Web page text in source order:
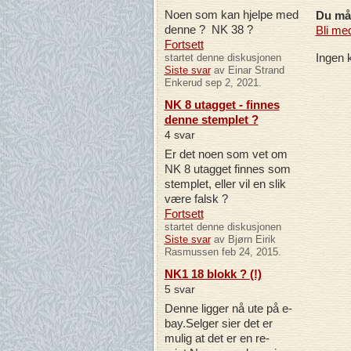
Noen som kan hjelpe med
denne ? NK 38 ?
Fortsett
startet denne diskusjonen
Siste svarav Einar Strand
Enkerud sep 2, 2021.
NK 8 utagget - finnes
denne stemplet ?
4 svar
Er det noen som vet om
NK 8 utagget finnes som
stemplet, eller vil en slik
være falsk ?
Fortsett
startet denne diskusjonen
Siste svarav Bjørn Eirik
Rasmussen feb 24, 2015.
NK1 18 blokk ? (!)
5 svar
Denne ligger nå ute på e-
bay.Selger sier det er
mulig at det er en re-
Du
Bli
Ingen